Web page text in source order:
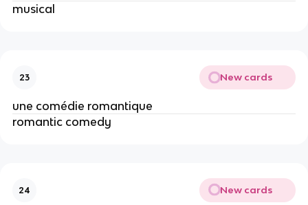
musical
23 New cards
une comédie romantique
romantic comedy
24 New cards